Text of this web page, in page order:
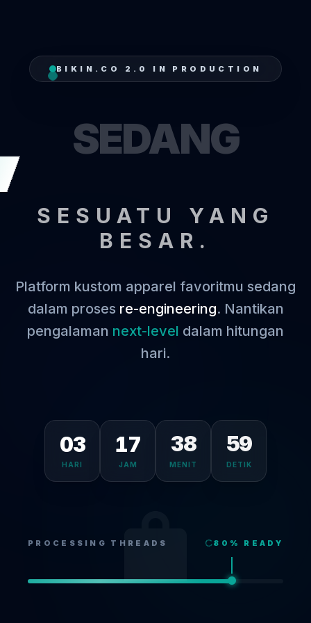
BIKIN.CO 2.0 IN PRODUCTION
SEDANG
SESUATU YANG
BESAR.
Platform kustom apparel favoritmu sedang
dalam proses re-engineering. Nantikan
pengalaman next-level dalam hitungan
hari.
03
HARI
17
JAM
38
MENIT
59
DETIK
PROCESSING THREADS 80 % READY